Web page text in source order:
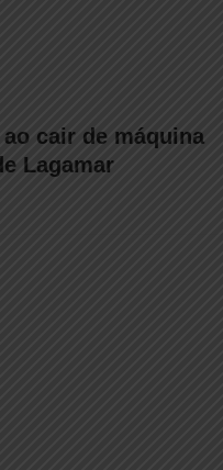
cair de máquina
Lagamar